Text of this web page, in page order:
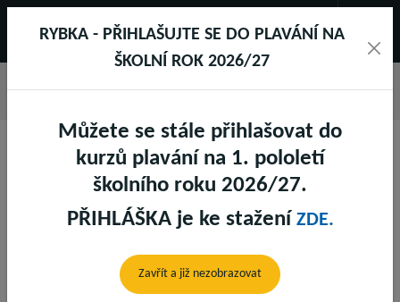
MONIKA ROSENKRANCOVÁ
RYBKA - PŘIHLAŠUJTE SE DO PLAVÁNÍ NA
ŠKOLNÍ ROK 2026/27
Můžete se stále přihlašovat do
kurzů plavání na 1. pololetí
školního roku 2026/27.
PŘIHLÁŠKA je ke stažení ZDE.
Zavřít a již nezobrazovat